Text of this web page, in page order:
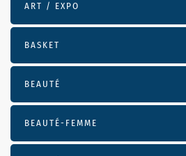
ART / EXPO
BASKET
BEAUTÉ
BEAUTÉ-FEMME